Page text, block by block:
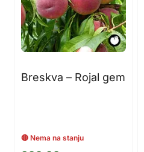
Breskva – Rojal gem